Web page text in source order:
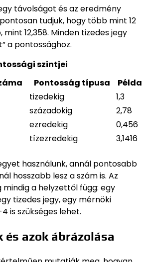
távolságot és az eredmény
tudjuk, hogy több mint 12
12,358. Minden tizedes jegy
a pontossághoz.
szintjei
Pontosság típusa
Példa
tizedekig
1,3
századokig
2,78
ezredekig
0,456
tízezredekig 3,1416
használunk, annál pontosabb
hosszabb lesz a szám is. Az
a helyzettől függ: egy
tizedes jegy, egy mérnöki
is szükséges lehet.
és azok ábrázolása